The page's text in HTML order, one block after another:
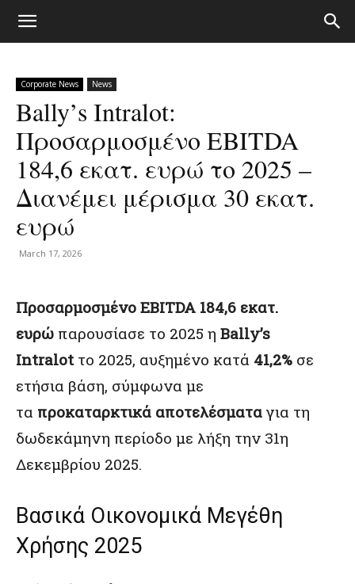
Corporate News News
Bally’s Intralot:
Προσαρμοσμένο EBITDA
184,6 εκατ. ευρώ το 2025 –
Διανέμει μέρισμα 30 εκατ.
ευρώ
March 17, 2026
Προσαρμοσμένο EBITDA 184,6 εκατ.
ευρώ παρουσίασε το 2025 η Bally’s
Intralotτο 2025, αυξημένο κατά 41,2% σε
ετήσια βάση, σύμφωνα με
τα προκαταρκτικά αποτελέσματα για τη
δωδεκάμηνη περίοδο με λήξη την 31η
Δεκεμβρίου 2025.
Βασικά Οικονομικά Μεγέθη
Χρήσης 2025